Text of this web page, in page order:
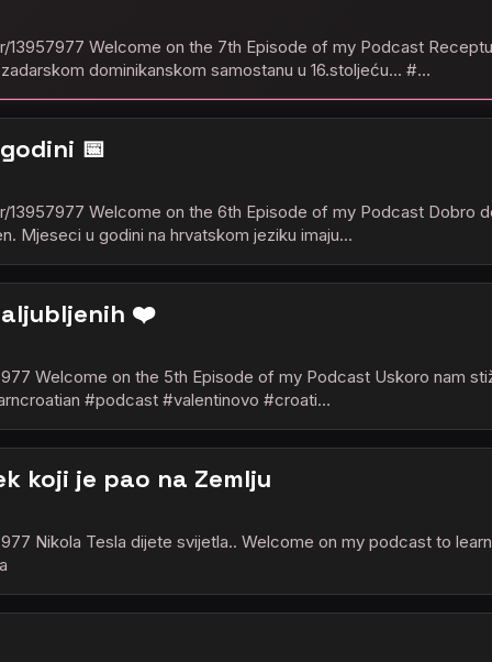
Welcome on the 7th Episode of my Podcast
dominikanskom samostanu u 16.stoljeću... #…
📅
Welcome on the 6th Episode of my Podcast Dobro
Mjeseci u godini na hrvatskom jeziku imaju…
❤️
Welcome on the 5th Episode of my Podcast Uskoro nam
#podcast #valentinovo #croati…
koji je pao na Zemlju
Nikola Tesla dijete svijetla.. Welcome on my podcast to